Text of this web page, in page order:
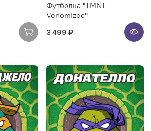
Футболка "TMNT
Venomized"
3 499 ₽